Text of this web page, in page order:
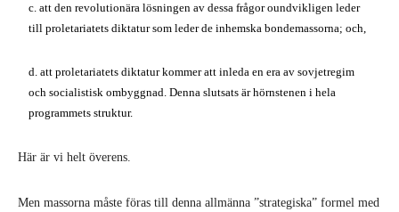
c. att den revolutionära lösningen av dessa frågor oundvikligen leder
till proletariatets diktatur som leder de inhemska bondemassorna; och,
d. att proletariatets diktatur kommer att inleda en era av sovjetregim
och socialistisk ombyggnad. Denna slutsats är hörnstenen i hela
programmets struktur.
Här är vi helt överens.
Men massorna måste föras till denna allmänna ”strategiska” formel med